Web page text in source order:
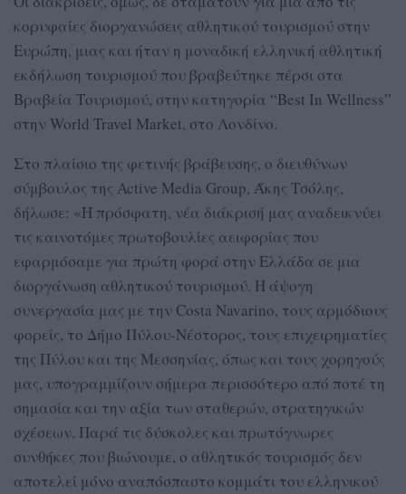
κορυφαίες διοργανώσεις αθλητικού τουρισμού στην
Ευρώπη, μιας και ήταν η μοναδική ελληνική αθλητική
εκδήλωση τουρισμού που βραβεύτηκε πέρσι στα
Βραβεία Τουρισμού, στην κατηγορία “Best In Wellness”
στην World Travel Market, στο Λονδίνο.
Στο πλαίσιο της φετινής βράβευσης, ο διευθύνων
σύμβουλος της Active Media Group, Άκης Τσόλης,
δήλωσε: «Η πρόσφατη, νέα διάκρισή μας αναδεικνύει
τις καινοτόμες πρωτοβουλίες αειφορίας που
εφαρμόσαμε για πρώτη φορά στην Ελλάδα σε μια
διοργάνωση αθλητικού τουρισμού. Η άψογη
συνεργασία μας με την Costa Navarino, τους αρμόδιους
φορείς, το Δήμο Πύλου-Νέστορος, τους επιχειρηματίες
της Πύλου και της Μεσσηνίας, όπως και τους χορηγούς
μας, υπογραμμίζουν σήμερα περισσότερο από ποτέ τη
σημασία και την αξία των σταθερών, στρατηγικών
σχέσεων. Παρά τις δύσκολες και πρωτόγνωρες
συνθήκες που βιώνουμε, ο αθλητικός τουρισμός δεν
αποτελεί μόνο αναπόσπαστο κομμάτι του ελληνικού